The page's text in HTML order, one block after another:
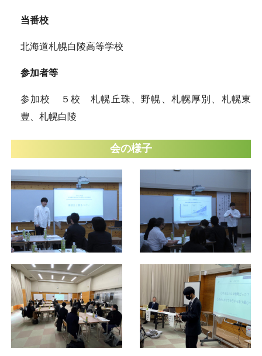
当番校
北海道札幌白陵高等学校
参加者等
参加校 ５校 札幌丘珠、野幌、札幌厚別、札幌東
豊、札幌白陵
会の様子